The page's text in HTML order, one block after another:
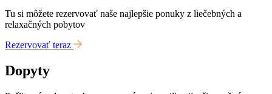
Tu si môžete rezervovať naše najlepšie ponuky z liečebných a
relaxačných pobytov
Rezervovať teraz
Dopyty